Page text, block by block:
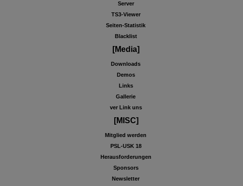
Server
TS3-Viewer
Seiten-Statistik
Blacklist
[Media]
Downloads
Demos
Links
Gallerie
ver Link uns
[MISC]
Mitglied werden
PSL-USK 18
Herausforderungen
Sponsors
Newsletter